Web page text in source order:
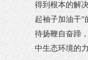
得到根本的解
起袖子加油干
待扬鞭自奋蹄
中生态环境的力